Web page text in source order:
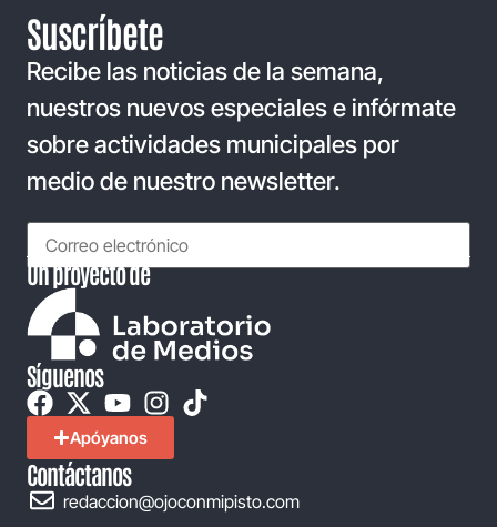
Suscríbete
Recibe las noticias de la semana,
nuestros nuevos especiales e infórmate
sobre actividades municipales por
medio de nuestro newsletter.
Un proyecto de
Síguenos
Apóyanos
Contáctanos
redaccion@ojoconmipisto.com